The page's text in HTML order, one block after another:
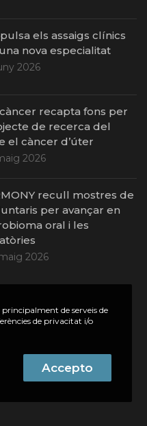
els assaigs clínics
nova especialitat
2026
recapta fons per
de recerca del
el càncer d’úter
2026
recull mostres de
per avançar en
oral i les
2026
de serveis de
de privacitat i/o
Accepto